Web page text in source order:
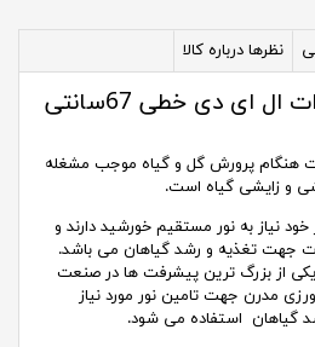
نظرها درباره کالا
چراغ رشد گیاه 24 وات ال ای دی خطی 67سانتی
هنگام پرورش گل و گیاه موجب مشغله
و زایشی گیاه است.
نیاز به نور مستقیم خورشید دارند و
جهت تغذیه و رشد گیاهان می باشد.
یکی از بزرگ ترین پیشرفت ها در صنعت
مدرن جهت تامین نور مورد نیاز
گیاهان استفاده می شود.